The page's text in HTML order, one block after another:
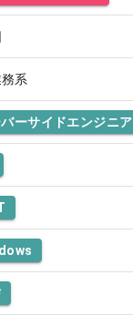
系
ーサイドエンジニア